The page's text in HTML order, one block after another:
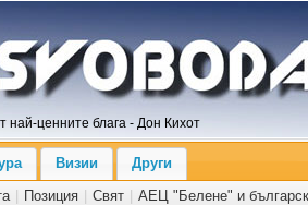
най-ценните блага - Дон Кихот
Визии
Други
Позиция Свят
АЕЦ "Белене" и